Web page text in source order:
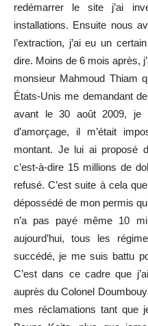
redémarrer le site j’ai
installations. Ensuite nous
l’extraction, j’ai eu un
dire. Moins de 6 mois après,
monsieur Mahmoud Thiam
États-Unis me demandant
avant le 30 août 2009, je
d’amorçage, il m’était
montant. Je lui ai proposé
c’est-à-dire 15 millions de
refusé. C’est suite à cela
dépossédé de mon permis
n’a pas payé même 10
aujourd’hui, tous les
succédé, je me suis battu
C’est dans ce cadre que
auprès du Colonel
mes réclamations tant que